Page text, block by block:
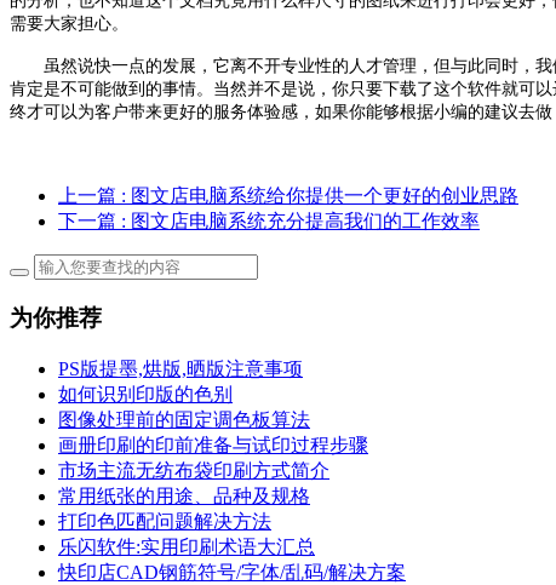
需要大家担心。
虽然说快一点的发展，它离不开专业性的人才管理，但与此同时，
肯定是不可能做到的事情。当然并不是说，你只要下载了这个软件就可
终才可以为客户带来更好的服务体验感，如果你能够根据小编的建议去
上一篇 : 图文店电脑系统给你提供一个更好的创业思路
下一篇 : 图文店电脑系统充分提高我们的工作效率
为你推荐
PS版提墨,烘版,晒版注意事项
如何识别印版的色别
图像处理前的固定调色板算法
画册印刷的印前准备与试印过程步骤
市场主流无纺布袋印刷方式简介
常用纸张的用途、品种及规格
打印色匹配问题解决方法
乐闪软件:实用印刷术语大汇总
快印店CAD钢筋符号/字体/乱码/解决方案